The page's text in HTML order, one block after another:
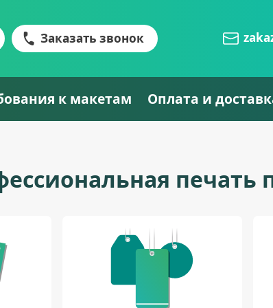
Заказать звонок
к макетам Оплата и
печать